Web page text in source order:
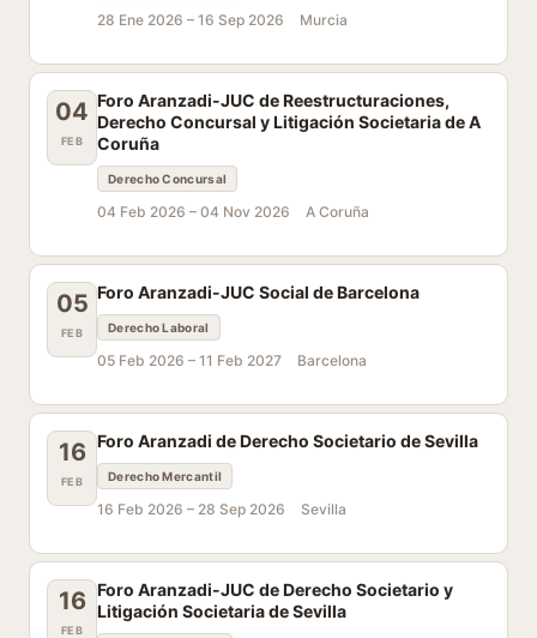
28 Ene 2026 – 16 Sep 2026 Murcia
04
FEB
Foro Aranzadi-JUC de Reestructuraciones,
Derecho Concursal y Litigación Societaria de A
Coruña
Derecho Concursal
04 Feb 2026 – 04 Nov 2026 A Coruña
05
FEB
Foro Aranzadi-JUC Social de Barcelona
Derecho Laboral
05 Feb 2026 – 11 Feb 2027 Barcelona
16
FEB
Foro Aranzadi de Derecho Societario de Sevilla
Derecho Mercantil
16 Feb 2026 – 28 Sep 2026 Sevilla
16
FEB
Foro Aranzadi-JUC de Derecho Societario y
Litigación Societaria de Sevilla